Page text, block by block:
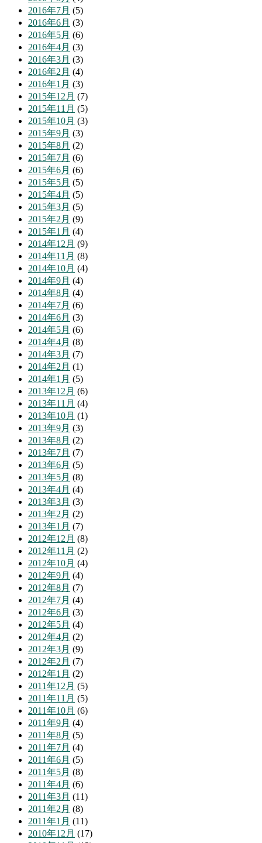
2016年7月 (5)
2016年6月 (3)
2016年5月 (6)
2016年4月 (3)
2016年3月 (3)
2016年2月 (4)
2016年1月 (3)
2015年12月 (7)
2015年11月 (5)
2015年10月 (3)
2015年9月 (3)
2015年8月 (2)
2015年7月 (6)
2015年6月 (6)
2015年5月 (5)
2015年4月 (5)
2015年3月 (5)
2015年2月 (9)
2015年1月 (4)
2014年12月 (9)
2014年11月 (8)
2014年10月 (4)
2014年9月 (4)
2014年8月 (4)
2014年7月 (6)
2014年6月 (3)
2014年5月 (6)
2014年4月 (8)
2014年3月 (7)
2014年2月 (1)
2014年1月 (5)
2013年12月 (6)
2013年11月 (4)
2013年10月 (1)
2013年9月 (3)
2013年8月 (2)
2013年7月 (7)
2013年6月 (5)
2013年5月 (8)
2013年4月 (4)
2013年3月 (3)
2013年2月 (2)
2013年1月 (7)
2012年12月 (8)
2012年11月 (2)
2012年10月 (4)
2012年9月 (4)
2012年8月 (7)
2012年7月 (4)
2012年6月 (3)
2012年5月 (4)
2012年4月 (2)
2012年3月 (9)
2012年2月 (7)
2012年1月 (2)
2011年12月 (5)
2011年11月 (5)
2011年10月 (6)
2011年9月 (4)
2011年8月 (5)
2011年7月 (4)
2011年6月 (5)
2011年5月 (8)
2011年4月 (6)
2011年3月 (11)
2011年2月 (8)
2011年1月 (11)
2010年12月 (17)